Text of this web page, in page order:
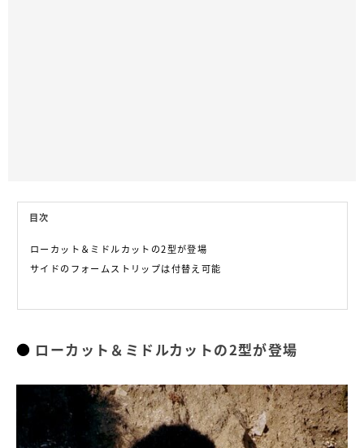
目次
ローカット＆ミドルカットの2型が登場
サイドのフォームストリップは付替え可能
ローカット＆ミドルカットの2型が登場